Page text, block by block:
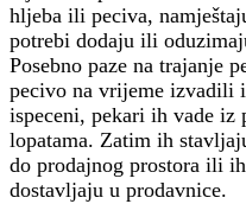
hljeba ili peciva,
potrebi dodaju ili
Posebno paze na trajanje
pecivo na vrijeme izvadili
ispeceni, pekari ih vade iz
lopatama. Zatim ih
do prodajnog prostora ili
dostavljaju u prodavnice.